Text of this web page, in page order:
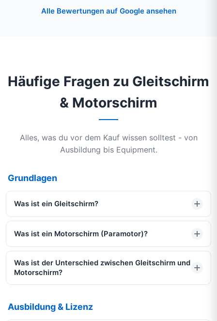
Alle Bewertungen auf Google ansehen
Häufige Fragen zu Gleitschirm
& Motorschirm
Alles, was du vor dem Kauf wissen solltest - von
Ausbildung bis Equipment.
Grundlagen
Was ist ein Gleitschirm?
Was ist ein Motorschirm (Paramotor)?
Was ist der Unterschied zwischen Gleitschirm und
Motorschirm?
Ausbildung & Lizenz